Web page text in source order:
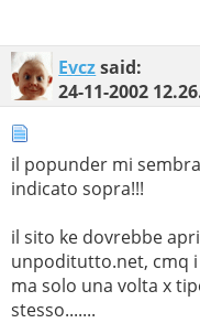
Evczsaid:
24-11-2002
il popunder mi
indicato sopra!!!
il sito ke dovrebbe
unpoditutto.net, cmq
ma solo una volta x
stesso.......